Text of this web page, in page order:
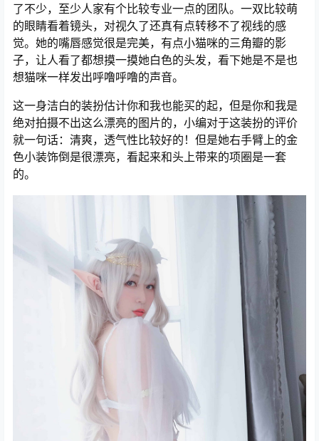
了不少，至少人家有个比较专业一点的团队。一双比较萌
的眼睛看着镜头，对视久了还真有点转移不了视线的感
觉。她的嘴唇感觉很是完美，有点小猫咪的三角瓣的影
子，让人看了都想摸一摸她白色的头发，看下她是不是也
想猫咪一样发出呼噜呼噜的声音。
这一身洁白的装扮估计你和我也能买的起，但是你和我是
绝对拍摄不出这么漂亮的图片的，小编对于这装扮的评价
就一句话：清爽，透气性比较好的！但是她右手臂上的金
色小装饰倒是很漂亮，看起来和头上带来的项圈是一套
的。